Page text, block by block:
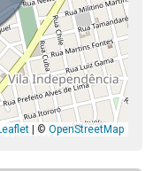
© OpenStreetMap